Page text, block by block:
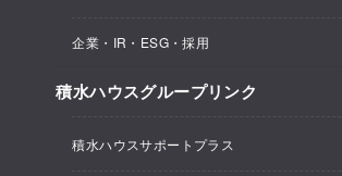
保育所・教育支援施設
オフィス・事務所
建築実例
オフィス系開発事業
ホテル系開発事業
企業・IR・ESG・採用
会社情報
株主・投資家情報
積水ハウスグループリンク
積水ハウスサポートプラス